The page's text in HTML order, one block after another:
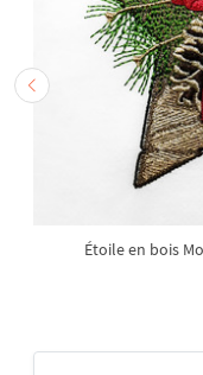
Étoile en bois